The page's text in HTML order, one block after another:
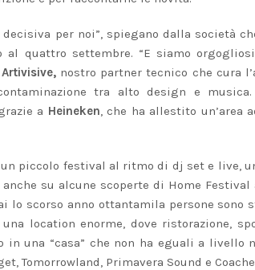
per noi”, spiegano dalla società
al quattro settembre. “E siamo
Artivisive, nostro partner tecnico che cura
tra alto design e
a Heineken, che ha allestito un’area
piccolo festival al ritmo di dj set e live,
su alcune scoperte di Home
lo scorso anno ottantamila persone sono
location enorme, dove ristorazione,
in una “casa” che non ha eguali a
Tomorrowland, Primavera Sound e